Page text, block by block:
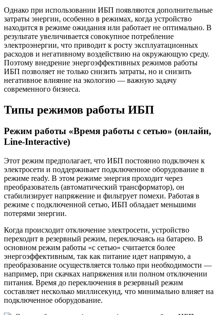
Однако при использовании ИБП появляются дополнительные
затраты энергии, особенно в режимах, когда устройство
находится в режиме ожидания или работает не оптимально. В
результате увеличивается совокупное потребление
электроэнергии, что приводит к росту эксплуатационных
расходов и негативному воздействию на окружающую среду.
Поэтому внедрение энергоэффективных режимов работы
ИБП позволяет не только снизить затраты, но и снизить
негативное влияние на экологию — важную задачу
современного бизнеса.
Типы режимов работы ИБП
Режим работы «Время работы с сетью» (онлайн,
Line-Interactive)
Этот режим предполагает, что ИБП постоянно подключен к
электросети и поддерживает подключенное оборудование в
режиме ready. В этом режиме энергия проходит через
преобразователь (автоматический трансформатор), он
стабилизирует напряжение и фильтрует помехи. Работая в
режиме с подключенной сетью, ИБП обладает меньшими
потерями энергии.
Когда происходит отключение электросети, устройство
переходит в резервный режим, переключаясь на батарею. В
основном режим работы «с сетью» считается более
энергоэффективным, так как питание идет напрямую, а
преобразование осуществляется только при необходимости —
например, при скачках напряжения или полном отключении
питания. Время до переключения в резервный режим
составляет несколько миллисекунд, что минимально влияет на
подключенное оборудование.